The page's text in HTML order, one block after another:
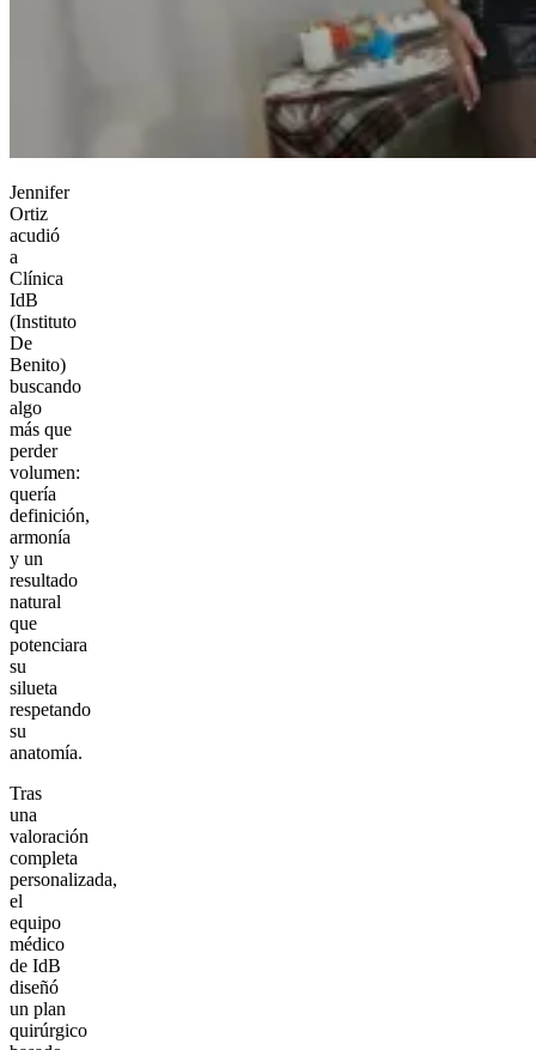
Jennifer
Ortiz
acudió
a
Clínica
IdB
(Instituto
De
Benito)
buscando
algo
más que
perder
volumen:
quería
definición,
armonía
y un
resultado
natural
que
potenciara
su
silueta
respetando
su
anatomía.
Tras
una
valoración
completa
personalizada,
el
equipo
médico
de IdB
diseñó
un plan
quirúrgico